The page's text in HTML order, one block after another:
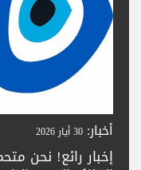
أخبار: 30 أيار 2026
إخبار رائع! نحن